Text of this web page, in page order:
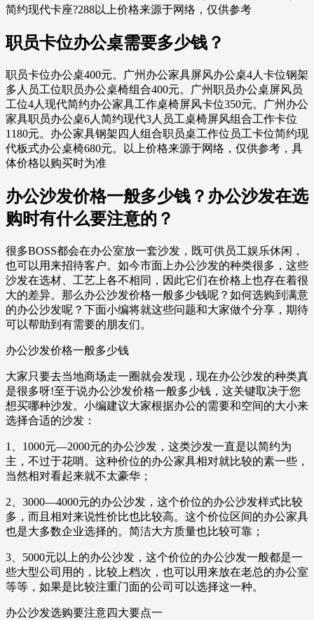
简约现代卡座?288以上价格来源于网络，仅供参考
职员卡位办公桌需要多少钱？
职员卡位办公桌400元。广州办公家具屏风办公桌4人卡位钢架
多人员工位职员办公桌椅组合400元。广州职员办公桌屏风员
工位4人现代简约办公家具工作桌椅屏风卡位350元。广州办公
家具职员办公桌6人简约现代3人员工桌椅屏风组合工作卡位
1180元。办公家具钢架四人组合职员桌工作位员工卡位简约现
代板式办公桌椅680元。以上价格来源于网络，仅供参考，具
体价格以购买时为准
办公沙发价格一般多少钱？办公沙发在选
购时有什么要注意的？
很多BOSS都会在办公室放一套沙发，既可供员工娱乐休闲，
也可以用来招待客户。如今市面上办公沙发的种类很多，这些
沙发在选材、工艺上各不相同，因此它们在价格上也存在着很
大的差异。那么办公沙发价格一般多少钱呢？如何选购到满意
的办公沙发呢？下面小编将就这些问题和大家做个分享，期待
可以帮助到有需要的朋友们。
办公沙发价格一般多少钱
大家只要去当地商场走一圈就会发现，现在办公沙发的种类真
是很多呀!至于说办公沙发价格一般多少钱，这关键取决于您
想买哪种沙发。小编建议大家根据办公的需要和空间的大小来
选择合适的沙发：
1、1000元—2000元的办公沙发，这类沙发一直是以简约为
主，不过于花哨。这种价位的办公家具相对就比较的素一些，
当然相对看起来就不太豪华；
2、3000—4000元的办公沙发，这个价位的办公沙发样式比较
多，而且相对来说性价比也比较高。这个价位区间的办公家具
也是大多数企业选择的。简洁大方质量也比较可靠；
3、5000元以上的办公沙发，这个价位的办公沙发一般都是一
些大型公司用的，比较上档次，也可以用来放在老总的办公室
等等，如果是比较注重门面的公司可以选择这一种。
办公沙发选购要注意四大要点一